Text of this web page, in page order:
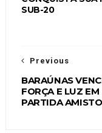
SUB-20
Previous
BARAÚNAS
FORÇA E LUZ EM
PARTIDA